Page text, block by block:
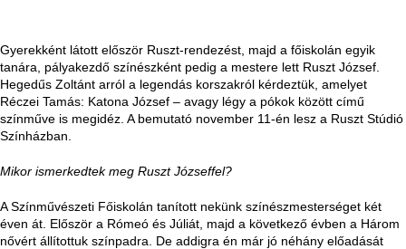
Gyerekként látott először Ruszt-rendezést, majd a főiskolán egyik
tanára, pályakezdő színészként pedig a mestere lett Ruszt József.
Hegedűs Zoltánt arról a legendás korszakról kérdeztük, amelyet
Réczei Tamás: Katona József – avagy légy a pókok között című
színműve is megidéz. A bemutató november 11-én lesz a Ruszt Stúdió
Színházban.
Mikor ismerkedtek meg Ruszt Józseffel?
A Színművészeti Főiskolán tanított nekünk színészmesterséget két
éven át. Először a Rómeó és Júliát, majd a következő évben a Három
nővért állítottuk színpadra. De addigra én már jó néhány előadását